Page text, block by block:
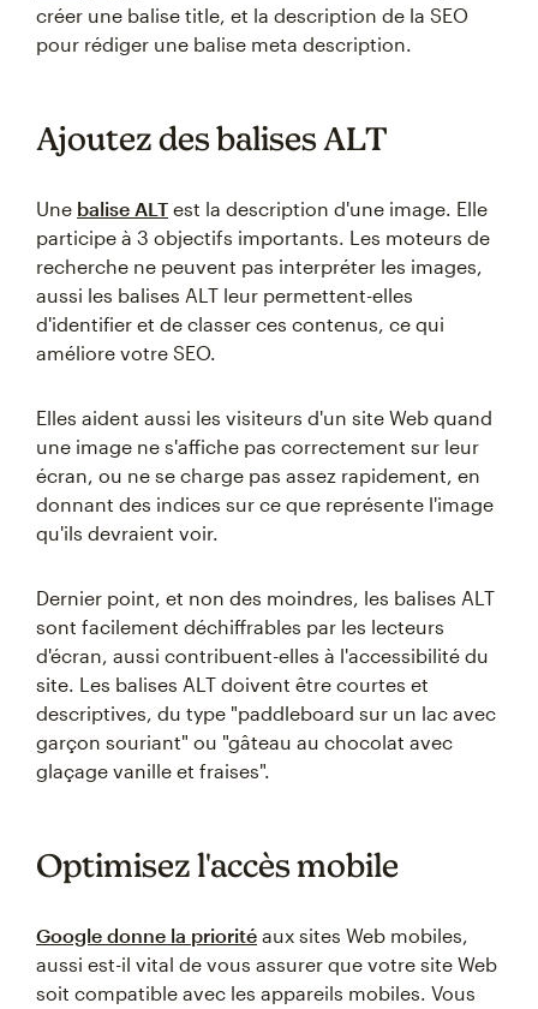
créer une balise title, et la description de la SEO
pour rédiger une balise meta description.
Ajoutez des balises ALT
Une balise ALT est la description d'une image. Elle
participe à 3 objectifs importants. Les moteurs de
recherche ne peuvent pas interpréter les images,
aussi les balises ALT leur permettent-elles
d'identifier et de classer ces contenus, ce qui
améliore votre SEO.
Elles aident aussi les visiteurs d'un site Web quand
une image ne s'affiche pas correctement sur leur
écran, ou ne se charge pas assez rapidement, en
donnant des indices sur ce que représente l'image
qu'ils devraient voir.
Dernier point, et non des moindres, les balises ALT
sont facilement déchiffrables par les lecteurs
d'écran, aussi contribuent-elles à l'accessibilité du
site. Les balises ALT doivent être courtes et
descriptives, du type "paddleboard sur un lac avec
garçon souriant" ou "gâteau au chocolat avec
glaçage vanille et fraises".
Optimisez l'accès mobile
Google donne la priorité aux sites Web mobiles,
aussi est-il vital de vous assurer que votre site Web
soit compatible avec les appareils mobiles. Vous